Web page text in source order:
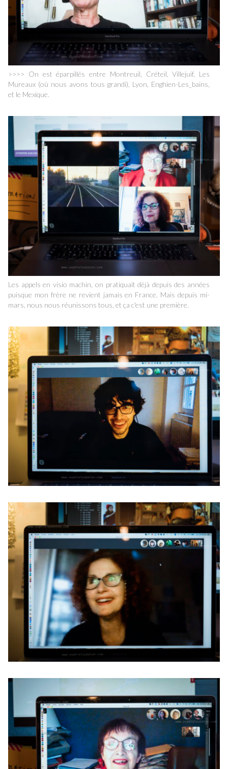
>>>> On est éparpillés entre Montreuil, Créteil, Villejuif, Les
Mureaux (où nous avons tous grandi), Lyon, Enghien-Les_bains,
et le Mexique.
Les appels en visio machin, on pratiquait déjà depuis des années
puisque mon frère ne revient jamais en France. Mais depuis mi-
mars, nous nous réunissons tous, et ça c'est une première.